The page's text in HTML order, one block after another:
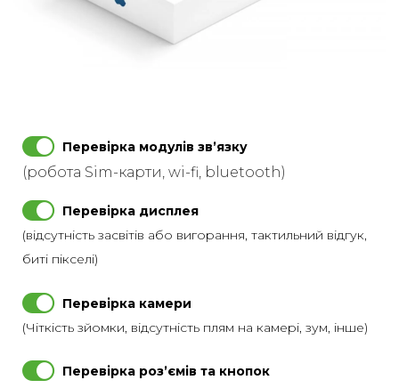
Перевірка модулів звʼязку
(робота Sim-карти, wi-fi, bluetooth)
Перевірка дисплея
(відсутність засвітів або вигорання, тактильний відгук,
биті пікселі)
Перевірка камери
(Чіткість зйомки, відсутність плям на камері, зум, інше)
Перевірка розʼємів та кнопок